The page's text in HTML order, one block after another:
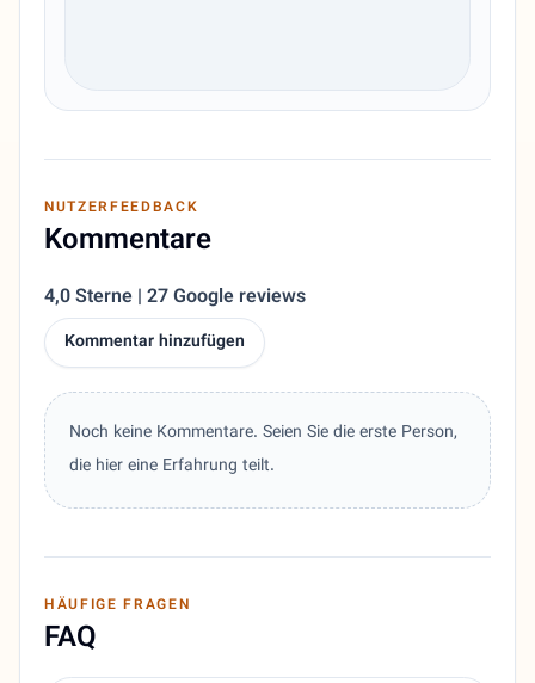
NUTZERFEEDBACK
Kommentare
4,0 Sterne | 27 Google reviews
Kommentar hinzufügen
Noch keine Kommentare. Seien Sie die erste Person,
die hier eine Erfahrung teilt.
HÄUFIGE FRAGEN
FAQ